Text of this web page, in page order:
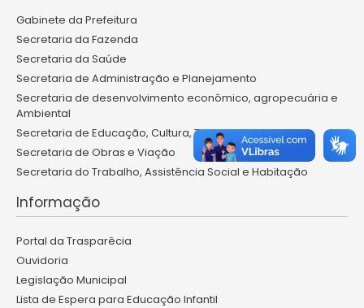
Gabinete da Prefeitura
Secretaria da Fazenda
Secretaria da Saúde
Secretaria de Administração e Planejamento
Secretaria de desenvolvimento econômico, agropecuária e
Ambiental
Secretaria de Educação, Cultura, Turismo e Desporto
Secretaria de Obras e Viação
Secretaria do Trabalho, Assistência Social e Habitação
Informação
Portal da Trasparêcia
Ouvidoria
Legislação Municipal
Lista de Espera para Educação Infantil